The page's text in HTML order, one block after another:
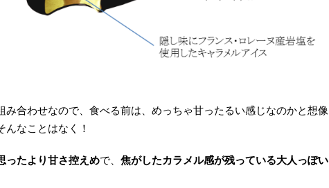
み合わせなので、食べる前は、めっちゃ甘ったるい感じなのかと想像
んなことはなく！
ったより甘さ控えめで、 焦がしたカラメル感が残っている大人っぽい